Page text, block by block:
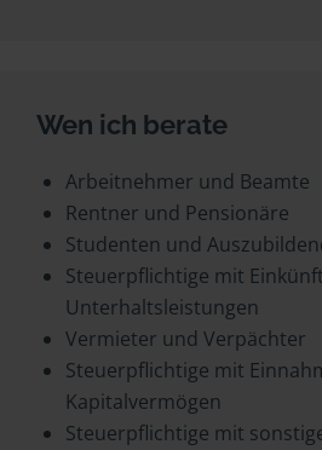
Wen ich berate
Arbeitnehmer und Beamte
Rentner und Pensionäre
Studenten und
Steuerpflichtige mit
Unterhaltsleistungen
Vermieter und Verpächter
Steuerpflichtige mit
Kapitalvermögen
Steuerpflichtige mit